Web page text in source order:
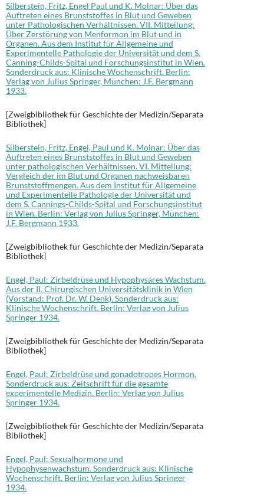
Silberstein, Fritz, Engel Paul und K. Molnar: Über das
Auftreten eines Brunststoffes in Blut und Geweben
unter Pathologischen Verhältnissen. VII. Mitteilung:
Über Zerstörung von Menformon im Blut und in
Organen. Aus dem Institut für Allgemeine und
Experimentelle Pathologie der Universität und dem S.
Canning-Childs-Spital und Forschungsinstitut in Wien.
Sonderdruck aus: Klinische Wochenschrift. Berlin:
Verlag von Julius Springer, München: J.F. Bergmann
1933.
[Zweigbibliothek für Geschichte der Medizin/Separata
Bibliothek]
Silberstein, Fritz, Engel, Paul und K. Molnar: Über das
Auftreten eines Brunststoffes in Blut und Geweben
unter pathologischen Verhältnissen. VI. Mitteilung:
Vergleich der im Blut und Organen nachweisbaren
Brunststoffmengen. Aus dem Institut für Allgemeine
und Experimentelle Pathologie der Universität und
dem S. Cannings-Childs-Spital und Forschungsinstitut
in Wien. Berlin: Verlag von Julius Springer, München:
J.F. Bergmann 1933.
[Zweigbibliothek für Geschichte der Medizin/Separata
Bibliothek]
Engel, Paul: Zirbeldrüse und Hypophysäres Wachstum.
Aus der II. Chirurgischen Universitätsklinik in Wien
(Vorstand: Prof. Dr. W. Denk). Sonderdruck aus:
Klinische Wochenschrift. Berlin: Verlag von Julius
Springer 1934.
[Zweigbibliothek für Geschichte der Medizin/Separata
Bibliothek]
Engel, Paul: Zirbeldrüse und gonadotropes Hormon.
Sonderdruck aus: Zeitschrift für die gesamte
experimentelle Medizin. Berlin: Verlag von Julius
Springer 1934.
[Zweigbibliothek für Geschichte der Medizin/Separata
Bibliothek]
Engel, Paul: Sexualhormone und
Hypophysenwachstum. Sonderdruck aus: Klinische
Wochenschrift. Berlin: Verlag von Julius Springer
1934.